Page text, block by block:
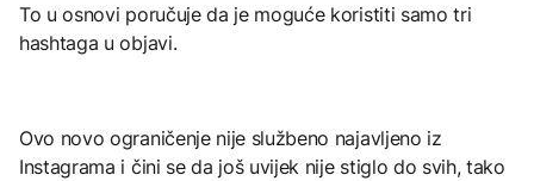
albumu
To u osnovi poručuje da je moguće koristiti samo tri
hashtaga u objavi.
Ovo novo ograničenje nije službeno najavljeno iz
Instagrama i čini se da još uvijek nije stiglo do svih, tako